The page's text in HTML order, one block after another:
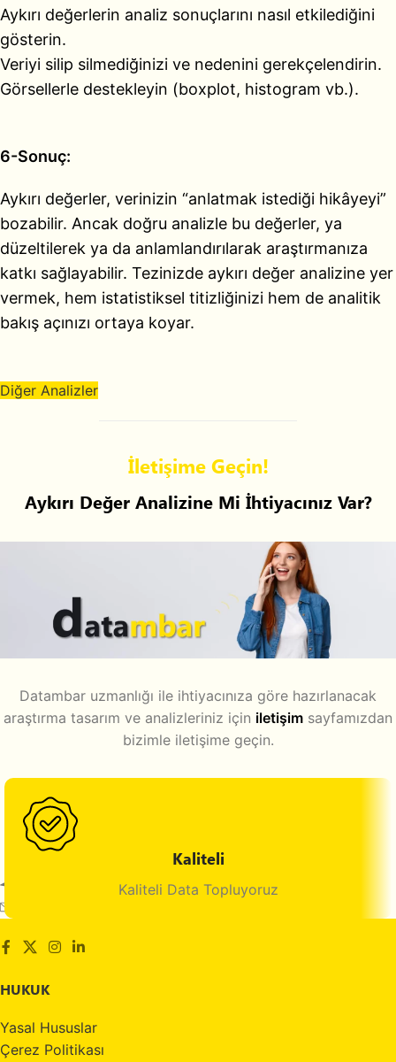
Aykırı değerlerin analiz sonuçlarını nasıl etkilediğini
gösterin.
Veriyi silip silmediğinizi ve nedenini gerekçelendirin.
Görsellerle destekleyin (boxplot, histogram vb.).
6-Sonuç:
Aykırı değerler, verinizin “anlatmak istediği hikâyeyi”
bozabilir. Ancak doğru analizle bu değerler, ya
düzeltilerek ya da anlamlandırılarak araştırmanıza
katkı sağlayabilir. Tezinizde aykırı değer analizine yer
vermek, hem istatistiksel titizliğinizi hem de analitik
bakış açınızı ortaya koyar.
Diğer Analizler
İletişime Geçin!
Aykırı Değer Analizine Mi İhtiyacınız Var?
Datambar uzmanlığı ile ihtiyacınıza göre hazırlanacak
araştırma tasarım ve analizleriniz için iletişim sayfamızdan
bizimle iletişime geçin.
Kaliteli
Kaliteli Data Topluyoruz
Maltepe, İstanbul, Türkiye
HUKUK
Yasal Hususlar
Çerez Politikası